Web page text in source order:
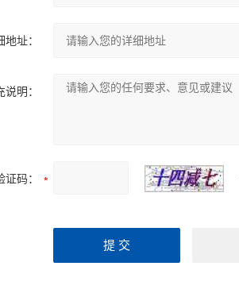
地址：
说明：
证码：